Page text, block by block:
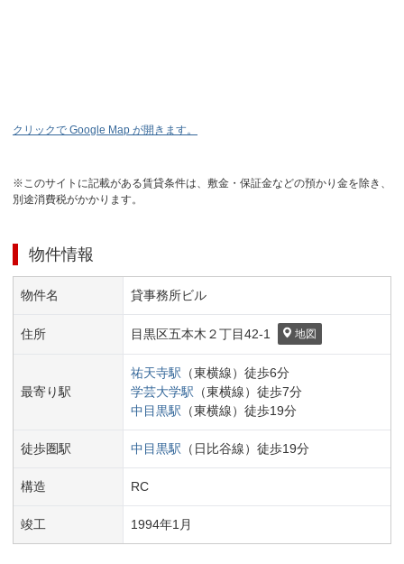
クリックで Google Map が開きます。
※このサイトに記載がある賃貸条件は、敷金・保証金などの預かり金を除き、
別途消費税がかかります。
物件情報
物件名 貸事務所ビル
住所 目黒区五本木２丁目42-1 地図
最寄り駅
祐天寺駅 （東横線） 徒歩6分
学芸大学駅 （東横線） 徒歩7分
中目黒駅 （東横線） 徒歩19分
徒歩圏駅 中目黒駅 （ 日比谷線） 徒歩19分
構造 RC
竣工 1994年1 月